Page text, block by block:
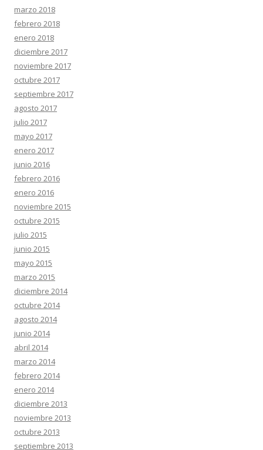
marzo 2018
febrero 2018
enero 2018
diciembre 2017
noviembre 2017
octubre 2017
septiembre 2017
agosto 2017
julio 2017
mayo 2017
enero 2017
junio 2016
febrero 2016
enero 2016
noviembre 2015
octubre 2015
julio 2015
junio 2015
mayo 2015
marzo 2015
diciembre 2014
octubre 2014
agosto 2014
junio 2014
abril 2014
marzo 2014
febrero 2014
enero 2014
diciembre 2013
noviembre 2013
octubre 2013
septiembre 2013